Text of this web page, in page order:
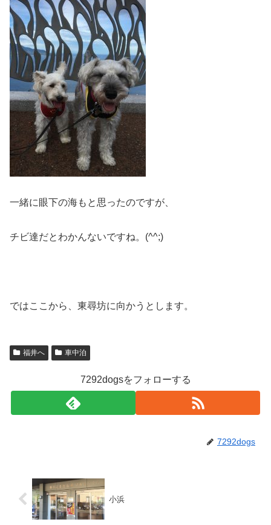
一緒に眼下の海もと思ったのですが、
チビ達だとわかんないですね。(^^;)
ではここから、東尋坊に向かうとします。
福井へ 車中泊
7292dogsをフォローする
7292dogs
小浜